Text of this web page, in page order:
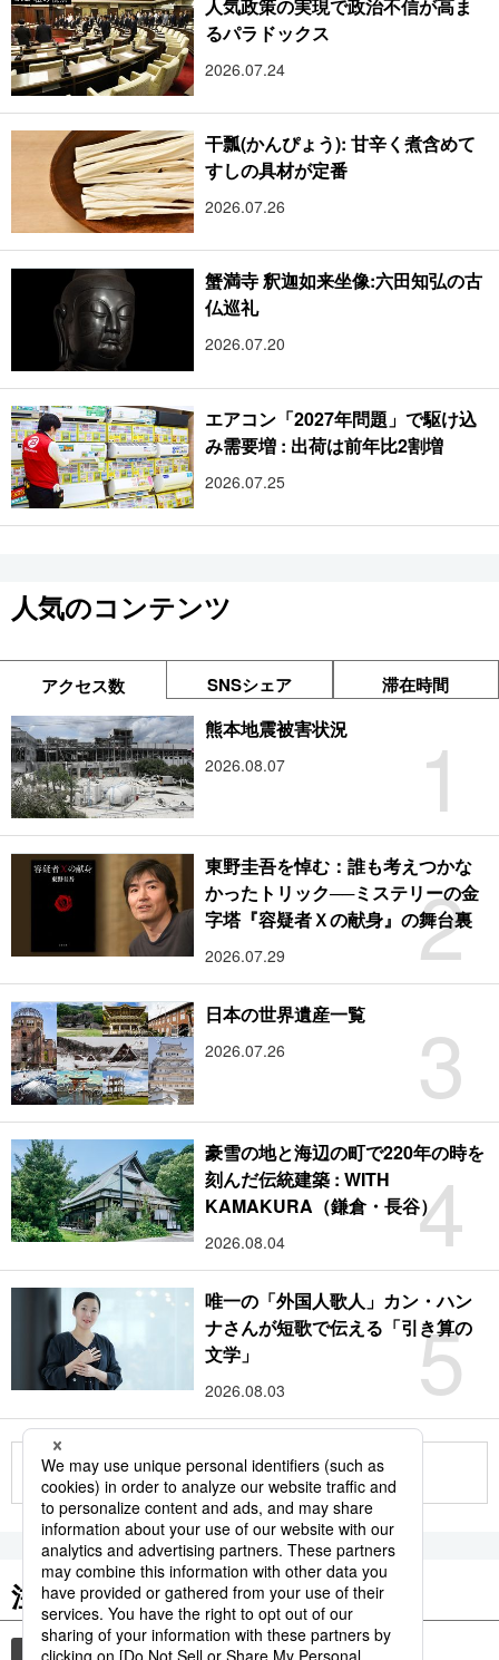
人気政策の実現で政治不信が高ま
るパラドックス
2026.07.24
干瓢(かんぴょう): 甘辛く煮含めて
すしの具材が定番
2026.07.26
蟹満寺 釈迦如来坐像:六田知弘の古
仏巡礼
2026.07.20
エアコン「2027年問題」で駆け込
み需要増 : 出荷は前年比2割増
2026.07.25
人気のコンテンツ
アクセス数 SNSシェア 滞在時間
1
熊本地震被害状況
2026.08.07
2
東野圭吾を悼む：誰も考えつかな
かったトリック──ミステリーの金
字塔『容疑者Ｘの献身』の舞台裏
2026.07.29
3
日本の世界遺産一覧
2026.07.26
4
豪雪の地と海辺の町で220年の時を
刻んだ伝統建築 : WITH
KAMAKURA（鎌倉・長谷）
2026.08.04
5
唯一の「外国人歌人」カン・ハン
ナさんが短歌で伝える「引き算の
文学」
2026.08.03
もっと見る
注目のキーワード
共同通信ニュース 国民栄誉賞 イチロー